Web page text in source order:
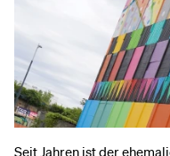
Seit Jahren ist der